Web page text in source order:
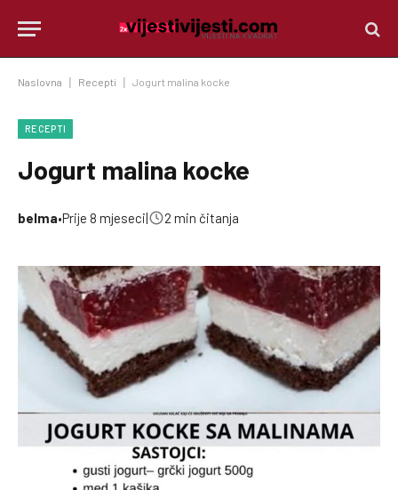
Naslovna Recepti Jogurt malina kocke
RECEPTI
Jogurt malina kocke
belma•Prije 8 mjeseci| 2 min čitanja